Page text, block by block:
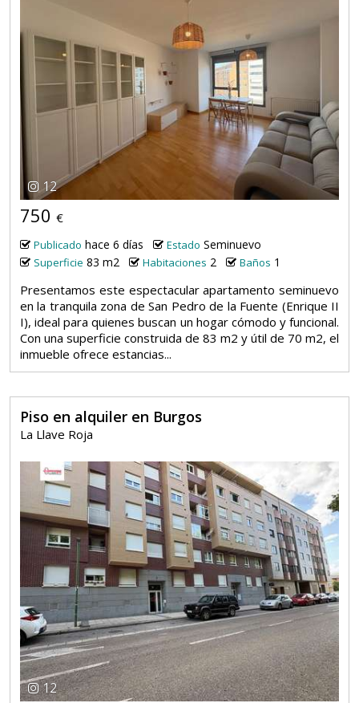
12
750 €
Publicado hace 6 días Estado Seminuevo
Superficie 83 m2 Habitaciones 2 Baños 1
Presentamos este espectacular apartamento seminuevo
en la tranquila zona de San Pedro de la Fuente (Enrique II
I), ideal para quienes buscan un hogar cómodo y funcional.
Con una superficie construida de 83 m2 y útil de 70 m2, el
inmueble ofrece estancias...
Piso en alquiler en Burgos
La Llave Roja
12